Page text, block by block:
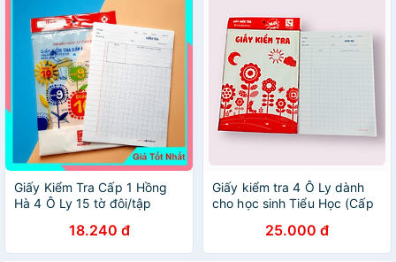
Giấy Kiểm Tra Cấp 1 Hồng
Hà 4 Ô Ly 15 tờ đôi/tập
18.240 đ
Giấy kiểm tra 4 Ô Ly dành
cho học sinh Tiểu Học (Cấp
25.000 đ